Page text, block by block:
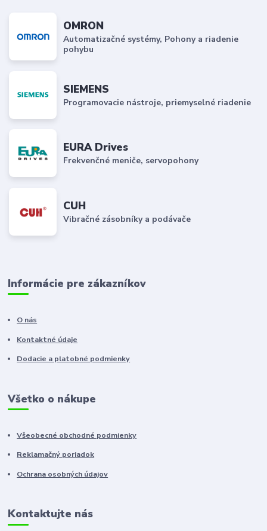
OMRON
Automatizačné systémy, Pohony a riadenie
pohybu
SIEMENS
Programovacie nástroje, priemyselné riadenie
EURA Drives
Frekvenčné meniče, servopohony
CUH
Vibračné zásobníky a podávače
Informácie pre zákazníkov
O nás
Kontaktné údaje
Dodacie a platobné podmienky
Všetko o nákupe
Všeobecné obchodné podmienky
Reklamačný poriadok
Ochrana osobných údajov
Kontaktujte nás